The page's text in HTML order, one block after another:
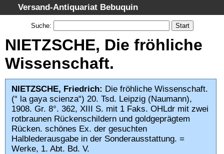
Versand-Antiquariat Bebuquin
Startseite
Suche
Schlagwörter
Gesamtbestand
Warenkorb
AGB
Widerruf
Datenschutz
Suche:
NIETZSCHE, Die fröhliche
Wissenschaft.
NIETZSCHE, Friedrich: Die fröhliche Wissenschaft.
(“ la gaya scienza“) 20. Tsd. Leipzig (Naumann),
1908. Gr. 8°. 362, XIII S. mit 1 Faks. OHLdr mit zwei
rotbraunen Rückenschildern und goldgeprägtem
Rücken. schönes Ex. der gesuchten
Halblederausgabe in der Sonderausstattung. =
Werke, 1. Abt. Bd. V.